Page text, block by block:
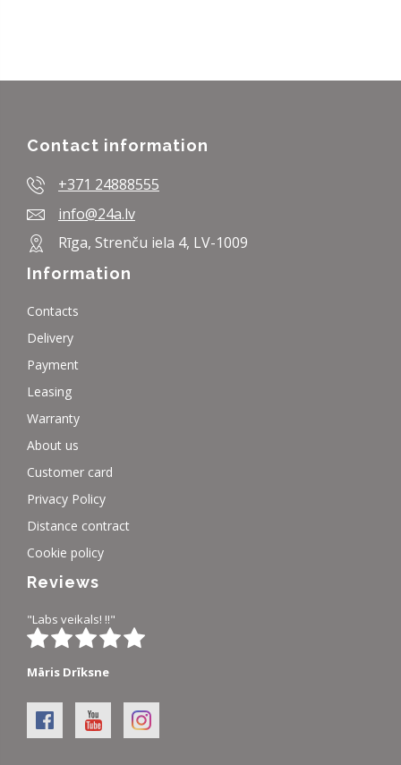
Contact information
+371 24888555
info@24a.lv
Rīga, Strenču iela 4, LV-1009
Information
Contacts
Delivery
Payment
Leasing
Warranty
About us
Customer card
Privacy Policy
Distance contract
Cookie policy
Reviews
"Labs veikals! !!"
Māris Drīksne